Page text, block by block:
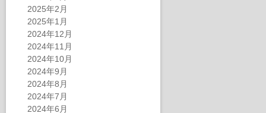
2025年2月
2025年1月
2024年12月
2024年11月
2024年10月
2024年9月
2024年8月
2024年7月
2024年6月